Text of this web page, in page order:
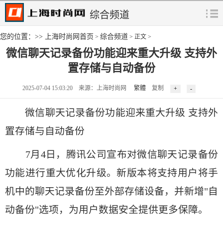
综合频道
您的位置：>> 上海时尚网首页 > 综合频道 > 正文 >
微信聊天记录备份功能迎来重大升级 支持外
置存储与自动备份
2025-07-04 15:03:20 来源：上海时尚网 繁體 复制
微信聊天记录备份功能迎来重大升级 支持外
置存储与自动备份
7月4日，腾讯公司宣布对微信聊天记录备份
功能进行重大优化升级。新版本将支持用户将手
机中的聊天记录备份至外部存储设备，并新增"自
动备份"选项，为用户数据安全提供更多保障。